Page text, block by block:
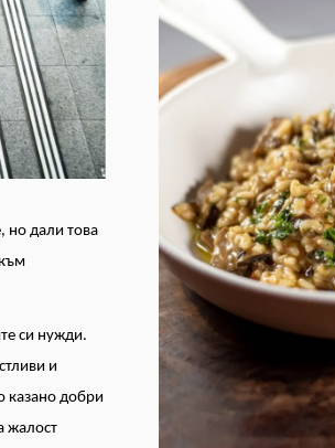
но дали това
си нужди.
и
казано добри
жалост